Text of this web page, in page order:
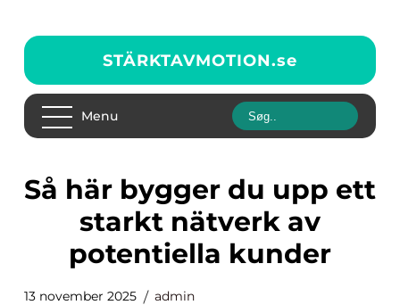
STÄRKTAVMOTION.se
Menu
Så här bygger du upp ett
starkt nätverk av
potentiella kunder
13 november 2025 admin